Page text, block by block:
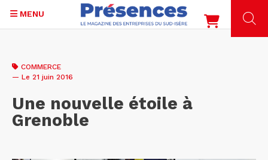
contenu
MENU
COMMERCE
— Le 21 juin 2016
Une nouvelle étoile à
Grenoble